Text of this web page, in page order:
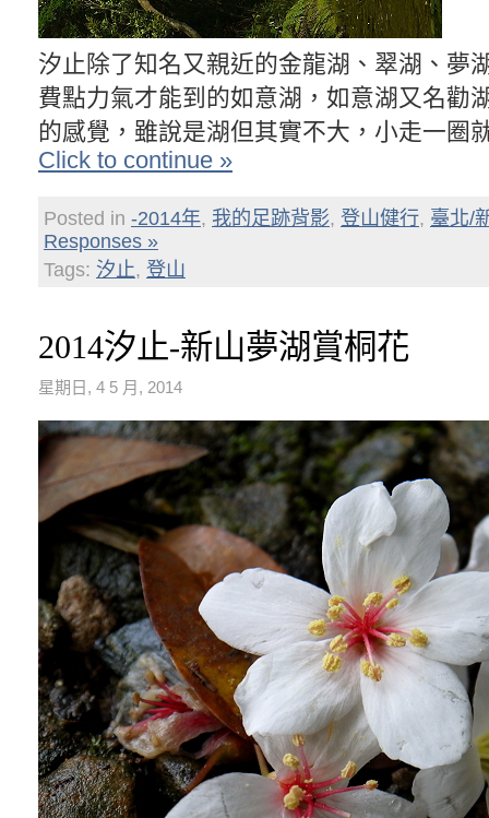
汐止除了知名又親近的金龍湖、翠湖、夢
費點力氣才能到的如意湖，如意湖又名勸
的感覺，雖說是湖但其實不大，小走一圈
Click to continue »
Posted in -2014年, 我的足跡背影, 登山健行, 臺北/
Responses »
Tags: 汐止, 登山
2014汐止-新山夢湖賞桐花
星期日, 4 5 月, 2014